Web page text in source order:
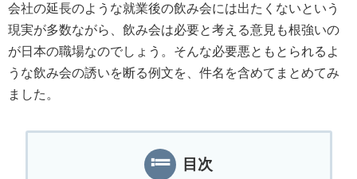
会社の延長のような就業後の飲み会には出たくないという
現実が多数ながら、飲み会は必要と考える意見も根強いの
が日本の職場なのでしょう。そんな必要悪ともとられるよ
うな飲み会の誘いを断る例文を、件名を含めてまとめてみ
ました。
目次